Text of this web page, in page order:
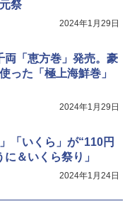
祭
2024年1月29日
両「恵方巻」発売。豪
った「極上海鮮巻」
2024年1月29日
「いくら」が“110円
＆いくら祭り」
2024年1月24日